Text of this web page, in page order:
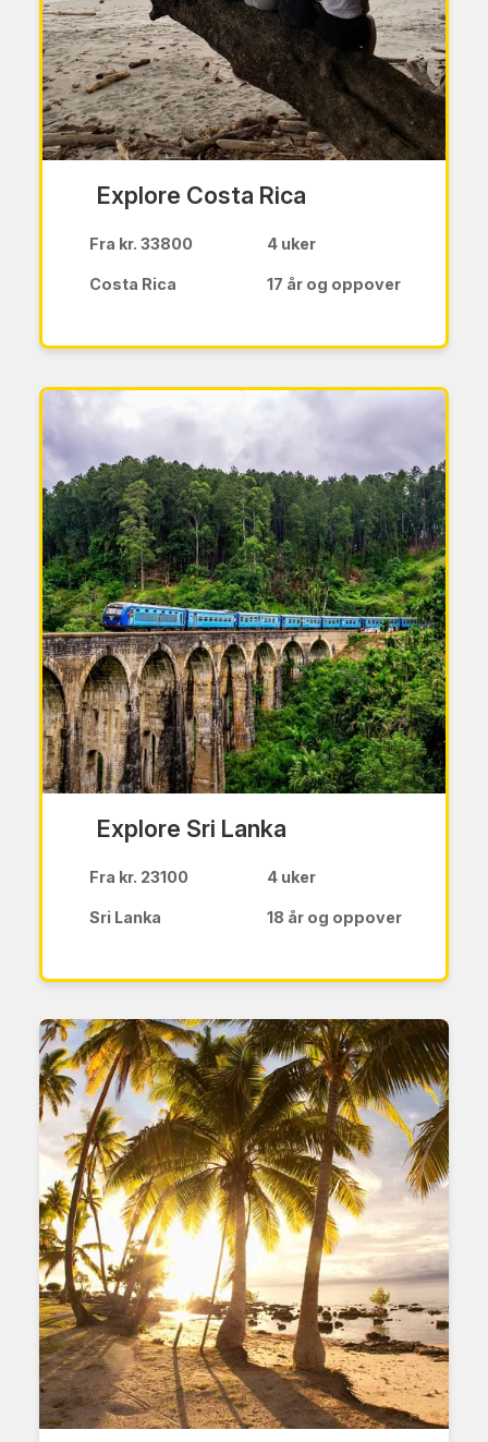
Explore Costa Rica
Fra kr. 33800 4 uker
Costa Rica 17 år og oppover
Explore Sri Lanka
Fra kr. 23100 4 uker
Sri Lanka 18 år og oppover
Hva drømmer du om å
gjøre?
Velg 1 til 3 ting du er interessert i
BETALT ARBEID & KARRIERE
FRIVILLIG & FORSKJELL